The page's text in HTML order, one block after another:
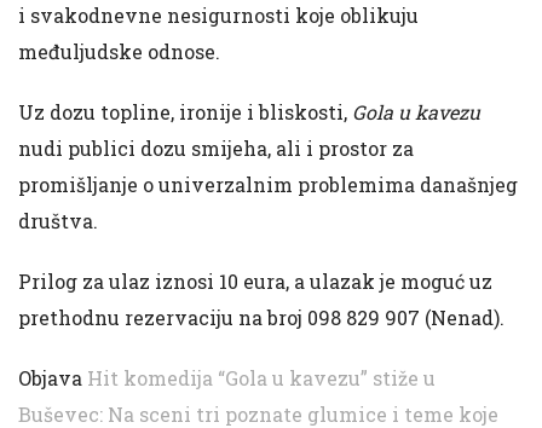
i svakodnevne nesigurnosti koje oblikuju
međuljudske odnose.
Uz dozu topline, ironije i bliskosti, Gola u kavezu
nudi publici dozu smijeha, ali i prostor za
promišljanje o univerzalnim problemima današnjeg
društva.
Prilog za ulaz iznosi 10 eura, a ulazak je moguć uz
prethodnu rezervaciju na broj 098 829 907 (Nenad).
Objava Hit komedija “Gola u kavezu” stiže u
Buševec: Na sceni tri poznate glumice i teme koje